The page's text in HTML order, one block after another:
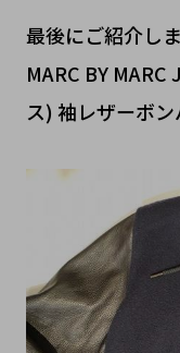
最後にご紹介しま
MARC BY
ス) 袖レザーボ